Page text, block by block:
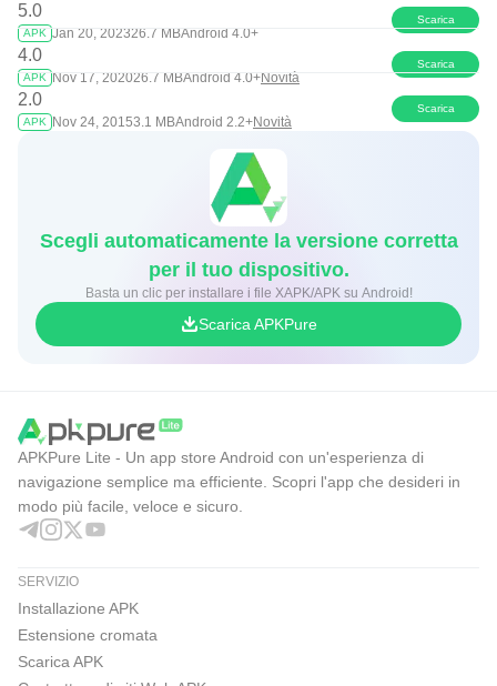
5.0
APK Jan 20, 202326.7 MBAndroid 4.0+
Scarica
4.0
APK Nov 17, 202026.7 MBAndroid 4.0+Novità
Scarica
2.0
APK Nov 24, 20153.1 MBAndroid 2.2+Novità
Scarica
Scegli automaticamente la versione corretta
per il tuo dispositivo.
Basta un clic per installare i file XAPK/APK su Android!
Scarica APKPure
APKPure Lite - Un app store Android con un'esperienza di
navigazione semplice ma efficiente. Scopri l'app che desideri in
modo più facile, veloce e sicuro.
SERVIZIO
Installazione APK
Estensione cromata
Scarica APK